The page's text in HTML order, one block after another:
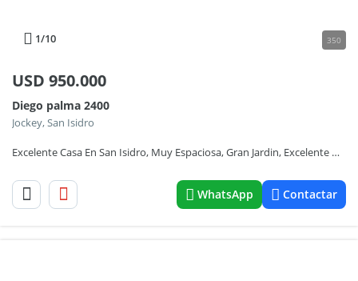
1/10 350
USD 950.000
Diego palma 2400
Jockey, San Isidro
Excelente Casa En San Isidro, Muy Espaciosa, Gran Jardin, Excelente Ubicacion
WhatsApp Contactar